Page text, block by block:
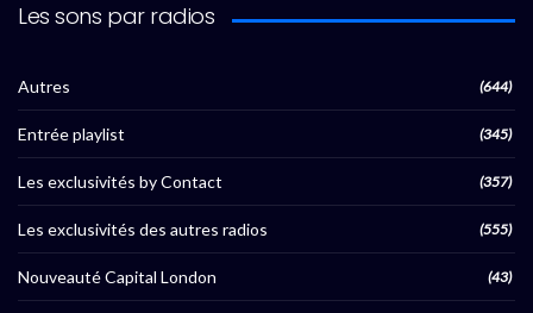
Les sons par radios
Autres (644)
Entrée playlist (345)
Les exclusivités by Contact (357)
Les exclusivités des autres radios (555)
Nouveauté Capital London (43)